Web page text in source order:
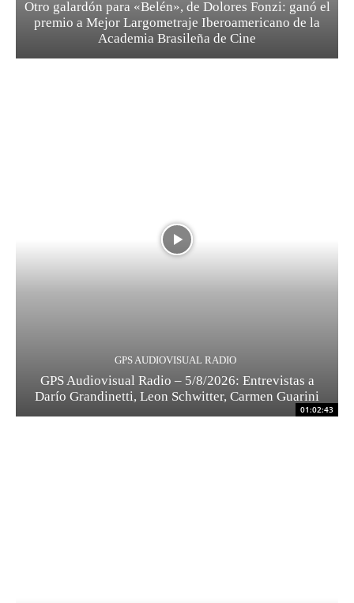
Otro galardón para «Belén», de Dolores Fonzi: ganó el
premio a Mejor Largometraje Iberoamericano de la
Academia Brasileña de Cine
01:02:43
GPS AUDIOVISUAL RADIO
GPS Audiovisual Radio – 5/8/2026: Entrevistas a
Darío Grandinetti, Leon Schwitter, Carmen Guarini